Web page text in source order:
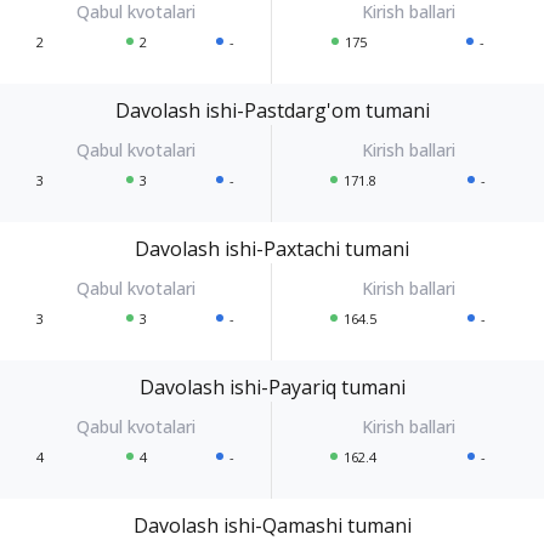
2 2 - 175 -
Davolash ishi-Pastdarg'om tumani
3 3 - 171.8 -
Davolash ishi-Paxtachi tumani
3 3 - 164.5 -
Davolash ishi-Payariq tumani
4 4 - 162.4 -
Davolash ishi-Qamashi tumani